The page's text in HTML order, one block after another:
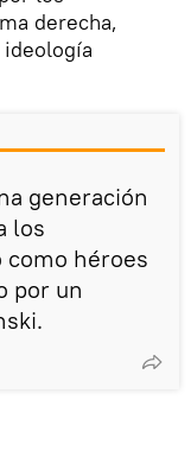
derecha,
ideología
generación
los
como héroes
por un